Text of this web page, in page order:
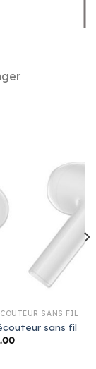
SANS FIL
sans fil